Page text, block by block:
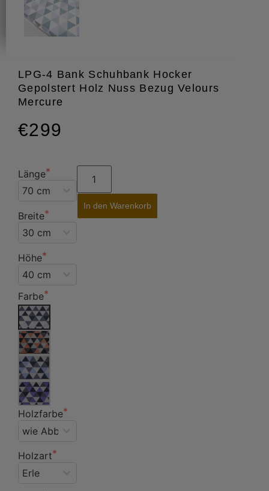
LPG-4 Bank Schuhbank Hocker
Gepolstert Holz Nuss Bezug Velours
Mercure
€299
Länge
Breite
Höhe
Farbe
Holzfarbe
Holzart
In den Warenkorb